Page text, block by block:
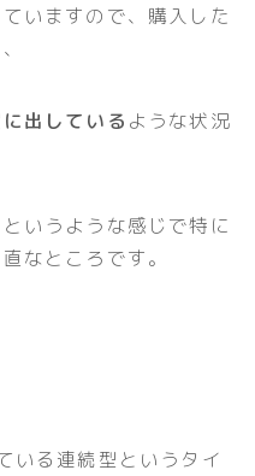
いますので、購入した
出している ような状況
いうような感じで特に
なところです。
いる連続型というタイ